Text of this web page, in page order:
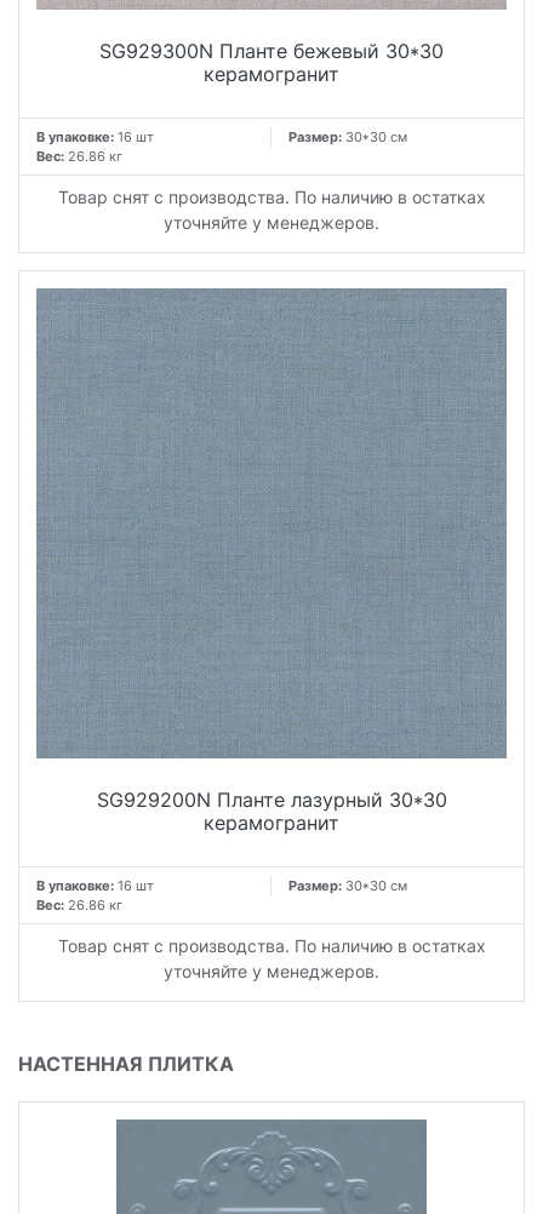
SG929300N Планте бежевый 30*30
керамогранит
В упаковке: 16 шт Размер: 30*30 см
Вес: 26.86 кг
Товар снят с производства. По наличию в остатках
уточняйте у менеджеров.
SG929200N Планте лазурный 30*30
керамогранит
В упаковке: 16 шт Размер: 30*30 см
Вес: 26.86 кг
Товар снят с производства. По наличию в остатках
уточняйте у менеджеров.
НАСТЕННАЯ ПЛИТКА